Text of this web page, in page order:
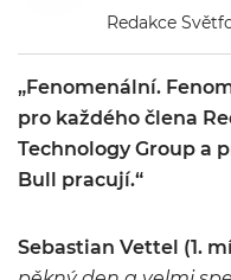
Redakce
„Fenomenální.
pro každého člena
Technology Group a
Bull pracují.“
Sebastian Vettel (1.